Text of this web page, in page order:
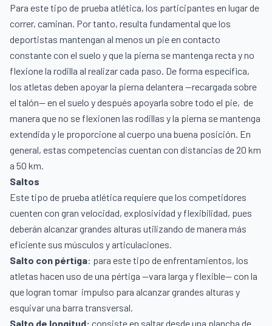
Para este tipo de prueba atlética, los participantes en lugar de
correr, caminan. Por tanto, resulta fundamental que los
deportistas mantengan al menos un pie en contacto
constante con el suelo y que la pierna se mantenga recta y no
flexione la rodilla al realizar cada paso. De forma específica,
los atletas deben apoyar la pierna delantera —recargada sobre
el talón— en el suelo y después apoyarla sobre todo el pie, de
manera que no se flexionen las rodillas y la pierna se mantenga
extendida y le proporcione al cuerpo una buena posición. En
general, estas competencias cuentan con distancias de 20 km
a 50 km.
Saltos
Este tipo de prueba atlética requiere que los competidores
cuenten con gran velocidad, explosividad y flexibilidad, pues
deberán alcanzar grandes alturas utilizando de manera más
eficiente sus músculos y articulaciones.
Salto con pértiga: para este tipo de enfrentamientos, los
atletas hacen uso de una pértiga —vara larga y flexible— con la
que logran tomar impulso para alcanzar grandes alturas y
esquivar una barra transversal.
Salto de longitud: consiste en saltar desde una plancha de